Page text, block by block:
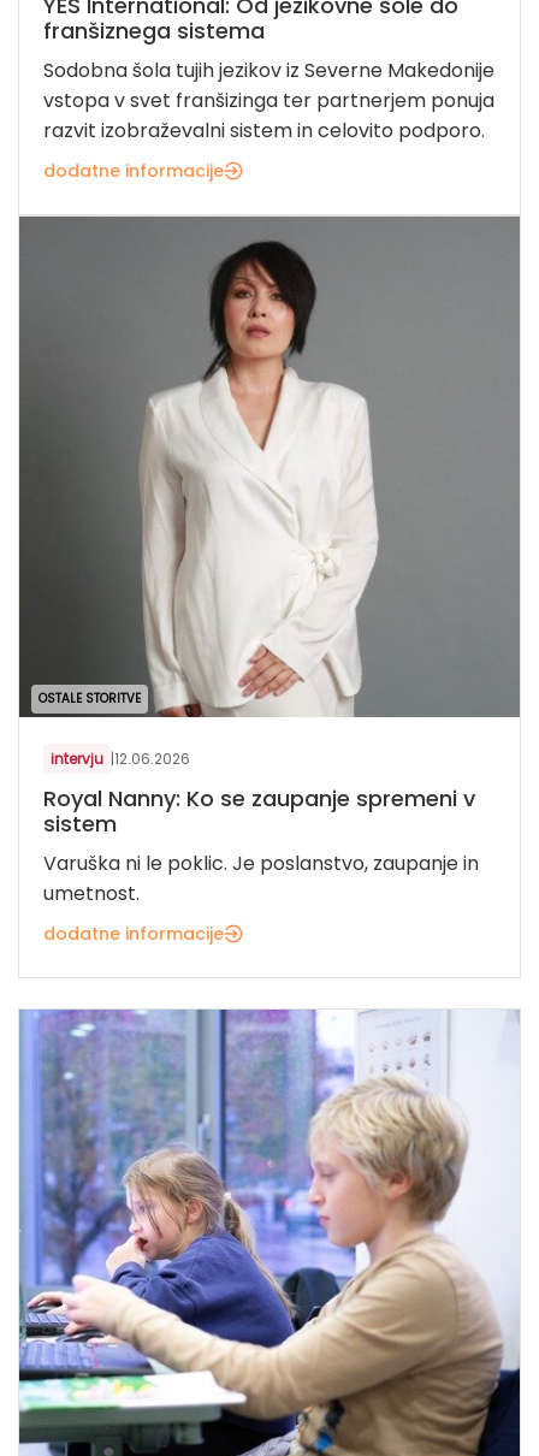
franšiznega sistema
Sodobna šola tujih jezikov iz Severne Makedonije
vstopa v svet franšizinga ter partnerjem ponuja
razvit izobraževalni sistem in celovito podporo.
dodatne informacije
OSTALE STORITVE
intervju |12.06.2026
Royal Nanny: Ko se zaupanje spremeni v
sistem
Varuška ni le poklic. Je poslanstvo, zaupanje in
umetnost.
dodatne informacije